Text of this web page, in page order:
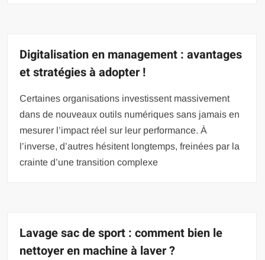
Digitalisation en management : avantages
et stratégies à adopter !
Certaines organisations investissent massivement
dans de nouveaux outils numériques sans jamais en
mesurer l’impact réel sur leur performance. À
l’inverse, d’autres hésitent longtemps, freinées par la
crainte d’une transition complexe
Lavage sac de sport : comment bien le
nettoyer en machine à laver ?